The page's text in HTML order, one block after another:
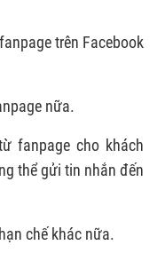
trên Facebook
nữa.
fanpage cho khách
thể gửi tin nhắn đến
chế khác nữa.